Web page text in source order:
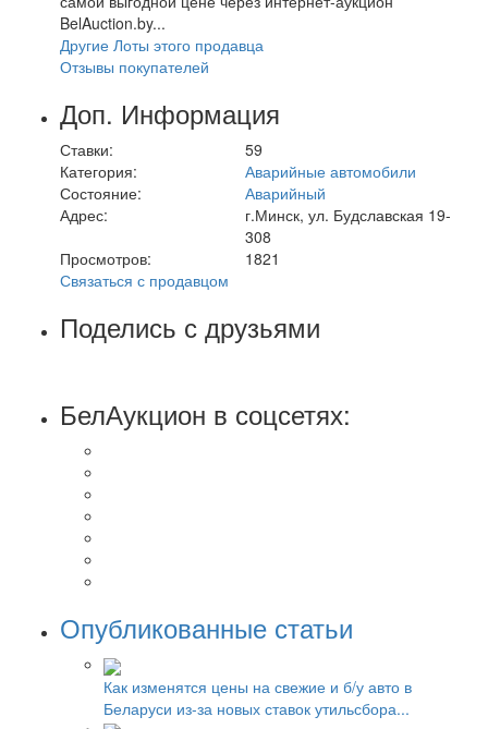
BelAuction.by...
Другие Лоты этого продавца
Отзывы покупателей
Доп. Информация
Ставки:
59
Категория:
Аварийные автомобили
Состояние:
Аварийный
Адрес:
г.Минск, ул. Будславская 19-
308
Просмотров:
1821
Связаться с продавцом
Поделись с друзьями
БелАукцион в соцсетях:
Опубликованные статьи
Как изменятся цены на свежие и б/у авто в
Беларуси из-за новых ставок утильсбора...